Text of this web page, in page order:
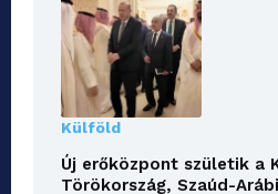
Külföld
Új erőközpont születik a
Törökország, Szaúd-